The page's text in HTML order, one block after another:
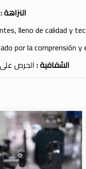
النزاهة:
lleno de calidad y
por la comprensión
الشفافية: الحرص